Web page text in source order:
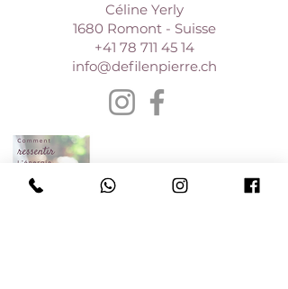
Céline Yerly
1680 Romont - Suisse
+41 78 711 45 14
info@defilenpierre.ch
E-book gratuit